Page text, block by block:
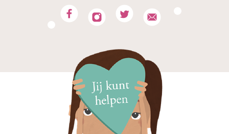
"Ik blijf maar zitten op de blauwe wolk, 34+0! Kleine
beweegt goed en geen klachten. Echt genieten dit! "